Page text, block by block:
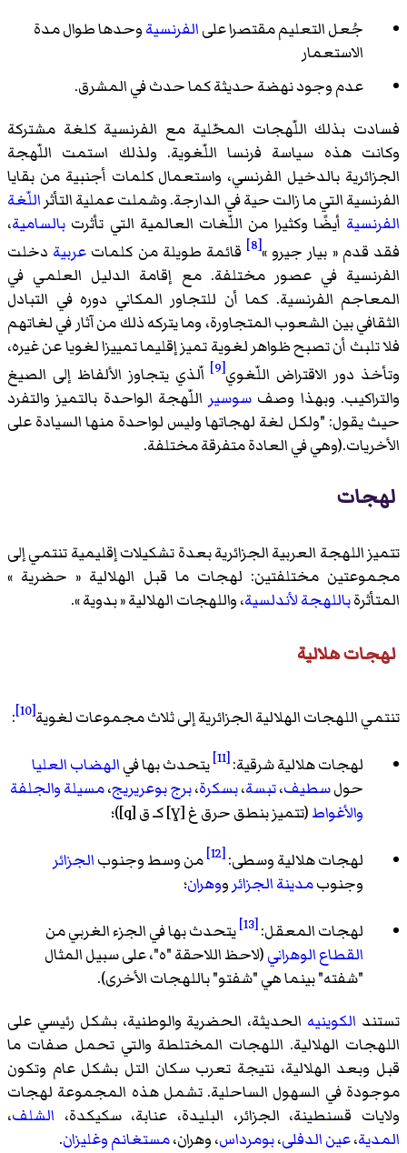
جُعل التعليم مقتصرا علىالفرنسيةوحدها طوال مدة
الاستعمار
عدم وجود نهضة حديثة كما حدث في المشرق.
فسادت بذلك اللّهجات المحّلية مع الفرنسية كلغة مشتركة
وكانت هذه سياسة فرنسا اللّغوية. ولذلك استمت اللّهجة
الجزائرية بالدخيل الفرنسي، واستعمال كلمات أجنبية من بقايا
الفرنسية التي ما زالت حية في الدارجة. وشملت عملية التأثر اللّغة
الفرنسية أيضًا وكثيرا من اللّغات العالمية التي تأثرت بالسامية،
فقد قدم « بيار جيرو »
[8] قائمة طويلة من كلمات عربية دخلت
الفرنسية في عصور مختلفة. مع إقامة الدليل العلمي في
المعاجم الفرنسية. كما أن للتجاور المكاني دوره في التبادل
الثقافي بين الشعوب المتجاورة، وما يتركه ذلك من آثار في لغاتهم
فلا تلبث أن تصبح ظواهر لغوية تميز إقليما تمييزا لغويا عن غيره،
وتأخذ دور الاقتراض اللّغوي[9]
اّلذي يتجاوز الألفاظ إلى الصيغ
والتراكيب. وبهذا وصف سوسير اللّهجة الواحدة بالتميز والتفرد
حيث يقول: "ولكل لغة لهجاتها وليس لواحدة منها السيادة على
الأخريات.(وهي في العادة متفرقة مختلفة.
لهجات
تتميز اللهجة العربية الجزائرية بعدة تشكيلات إقليمية تنتمي إلى
مجموعتين مختلفتين: لهجات ما قبل الهلالية « حضرية »
المتأثرةباللهجة لأندلسية، واللهجات الهلالية « بدوية ».
لهجات هلالية
تنتمي اللهجات الهلالية الجزائرية إلى ثلاث مجموعات لغوية[10]
:
لهجات هلالية شرقية:[11] يتحدث بها فيالهضاب العليا
حولسطيف،تبسة،بسكرة،برج بوعريريج،مسيلةوالجلفة
والأغواط(تتميز بنطق حرق غ [ɣ] كـ ق [q])؛
لهجات هلالية وسطى:[12] من وسط وجنوبالجزائر
وجنوبمدينة الجزائرووهران؛
لهجات المعقل:[13]
يتحدث بها في الجزء الغربي من
القطاع الوهراني(لاحظ اللاحقة "ه"، على سبيل المثال
"شفته" بينما هي "شفتو" باللهجات الأخرى).
تستند الكوينيه الحديثة، الحضرية والوطنية، بشكل رئيسي على
اللهجات الهلالية. اللهجات المختلطة والتي تحمل صفات ما
قبل وبعد الهلالية، نتيجة تعرب سكان التل بشكل عام وتكون
موجودة في السهول الساحلية. تشمل هذه المجموعة لهجات
ولايات قسنطينة، الجزائر، البليدة، عنابة، سكيكدة، الشلف،
المدية،عين الدفلى،بومرداس، وهران،مستغانموغليزان.